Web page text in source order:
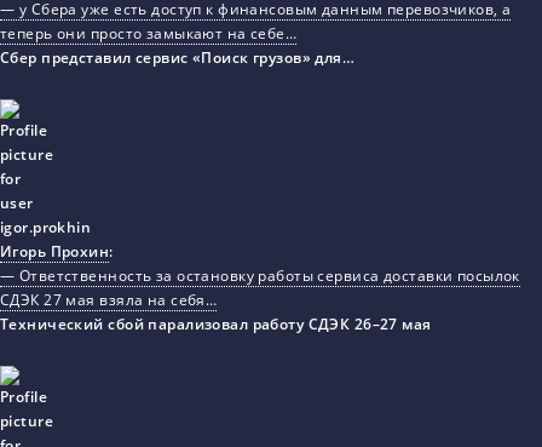
— у Сбера уже есть доступ к финансовым данным перевозчиков, а
теперь они просто замыкают на себе…
Сбер представил сервис «Поиск грузов» для…
Игорь Прохин:
— Ответственность за остановку работы сервиса доставки посылок
СДЭК 27 мая взяла на себя…
Технический сбой парализовал работу СДЭК 26–27 мая